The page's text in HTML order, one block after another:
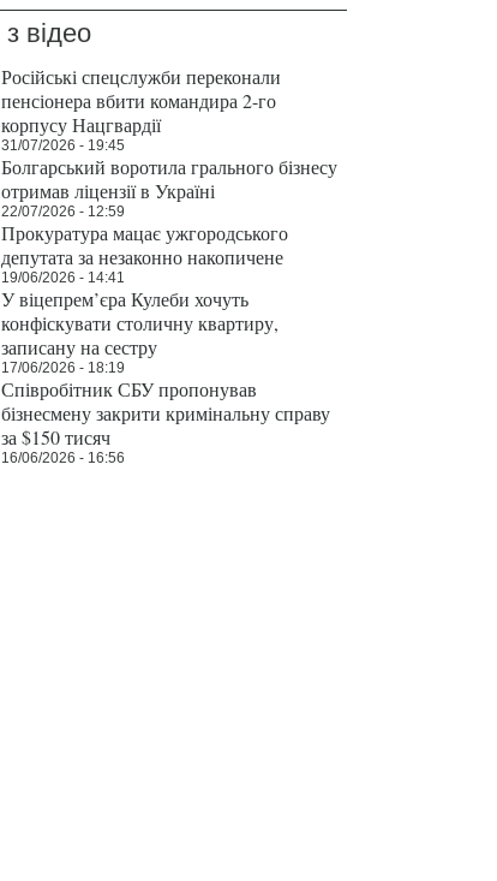
з відео
Російські спецслужби переконали
пенсіонера вбити командира 2-го
корпусу Нацгвардії
31/07/2026 - 19:45
Болгарський воротила грального бізнесу
отримав ліцензії в Україні
22/07/2026 - 12:59
Прокуратура мацає ужгородського
депутата за незаконно накопичене
19/06/2026 - 14:41
У віцепрем’єра Кулеби хочуть
конфіскувати столичну квартиру,
записану на сестру
17/06/2026 - 18:19
Співробітник СБУ пропонував
бізнесмену закрити кримінальну справу
за $150 тисяч
16/06/2026 - 16:56